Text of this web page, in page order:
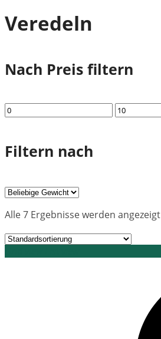
Veredeln
Nach Preis filtern
Min.
Preis
Max.
Preis
Filtern nach
Alle 7 Ergebnisse werden angezeigt